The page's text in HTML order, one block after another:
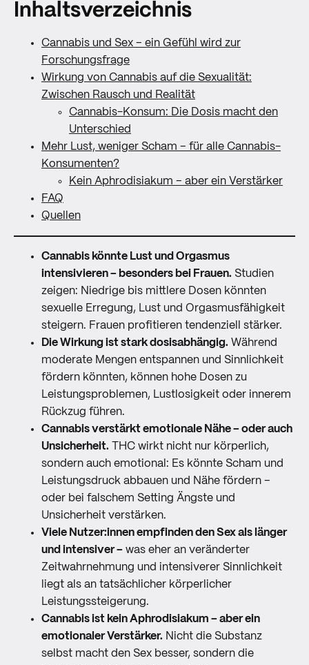
Inhaltsverzeichnis
Cannabis und Sex – ein Gefühl wird zur
Forschungsfrage
Wirkung von Cannabis auf die Sexualität:
Zwischen Rausch und Realität
Cannabis-Konsum: Die Dosis macht den
Unterschied
Mehr Lust, weniger Scham – für alle Cannabis-
Konsumenten?
Kein Aphrodisiakum – aber ein Verstärker
FAQ
Quellen
Cannabis könnte Lust und Orgasmus
intensivieren – besonders bei Frauen. Studien
zeigen: Niedrige bis mittlere Dosen könnten
sexuelle Erregung, Lust und Orgasmusfähigkeit
steigern. Frauen profitieren tendenziell stärker.
Die Wirkung ist stark dosisabhängig. Während
moderate Mengen entspannen und Sinnlichkeit
fördern könnten, können hohe Dosen zu
Leistungsproblemen, Lustlosigkeit oder innerem
Rückzug führen.
Cannabis verstärkt emotionale Nähe – oder auch
Unsicherheit. THC wirkt nicht nur körperlich,
sondern auch emotional: Es könnte Scham und
Leistungsdruck abbauen und Nähe fördern –
oder bei falschem Setting Ängste und
Unsicherheit verstärken.
Viele Nutzer:innen empfinden den Sex als länger
und intensiver – was eher an veränderter
Zeitwahrnehmung und intensiverer Sinnlichkeit
liegt als an tatsächlicher körperlicher
Leistungssteigerung.
Cannabis ist kein Aphrodisiakum – aber ein
emotionaler Verstärker. Nicht die Substanz
selbst macht den Sex besser, sondern die